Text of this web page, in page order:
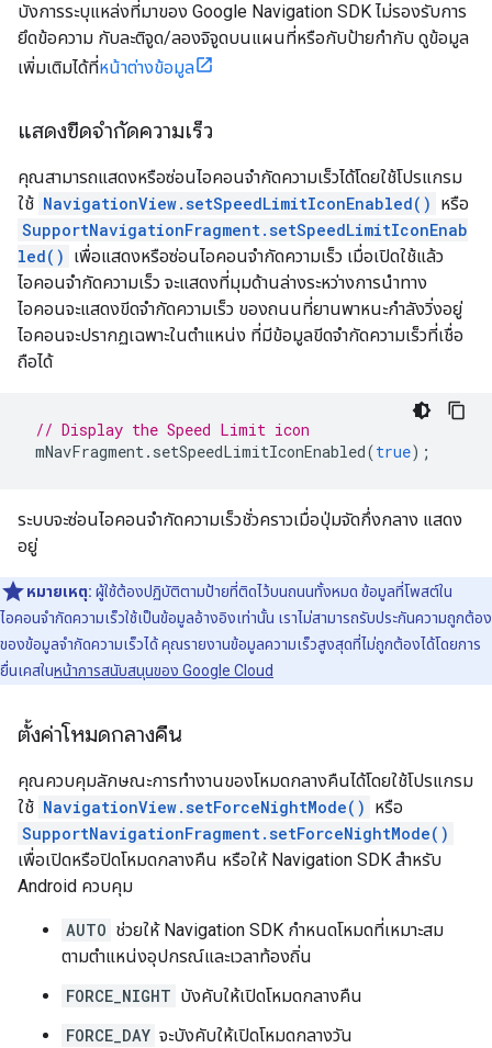
บังการระบุแหล่งที่มาของ Google Navigation SDK ไม่รองรับการ
ยึดข้อความ กับละติจูด/ลองจิจูดบนแผนที่หรือกับป้ายกำกับ ดูข้อมูล
เพิ่มเติมได้ที่หน้าต่างข้อมูล
แสดงขีดจำกัดความเร็ว
คุณสามารถแสดงหรือซ่อนไอคอนจำกัดความเร็วได้โดยใช้โปรแกรม
ใช้ NavigationView.setSpeedLimitIconEnabled() หรือ
SupportNavigationFragment.setSpeedLimitIconEnab
led() เพื่อแสดงหรือซ่อนไอคอนจำกัดความเร็ว เมื่อเปิดใช้แล้ว
ไอคอนจำกัดความเร็ว จะแสดงที่มุมด้านล่างระหว่างการนำทาง
ไอคอนจะแสดงขีดจำกัดความเร็ว ของถนนที่ยานพาหนะกำลังวิ่งอยู่
ไอคอนจะปรากฏเฉพาะในตำแหน่ง ที่มีข้อมูลขีดจำกัดความเร็วที่เชื่อ
ถือได้
// Display the Speed Limit icon
mNavFragment. setSpeedLimitIconEnabled(true);
ระบบจะซ่อนไอคอนจำกัดความเร็วชั่วคราวเมื่อปุ่มจัดกึ่งกลาง แสดง
อยู่
หมายเหตุ: ผู้ใช้ต้องปฏิบัติตามป้ายที่ติดไว้บนถนนทั้งหมด ข้อมูลที่โพสต์ใน
ไอคอนจำกัดความเร็วใช้เป็นข้อมูลอ้างอิงเท่านั้น เราไม่สามารถรับประกันความถูกต้อง
ของข้อมูลจำกัดความเร็วได้ คุณรายงานข้อมูลความเร็วสูงสุดที่ไม่ถูกต้องได้โดยการ
ยื่นเคสในหน้าการสนับสนุนของ Google Cloud
ตั้งค่าโหมดกลางคืน
คุณควบคุมลักษณะการทำงานของโหมดกลางคืนได้โดยใช้โปรแกรม
ใช้ NavigationView.setForceNightMode() หรือ
SupportNavigationFragment.setForceNightMode()
เพื่อเปิดหรือปิดโหมดกลางคืน หรือให้ Navigation SDK สำหรับ
Android ควบคุม
AUTO ช่วยให้ Navigation SDK กำหนดโหมดที่เหมาะสม
ตามตำแหน่งอุปกรณ์และเวลาท้องถิ่น
FORCE_NIGHT บังคับให้เปิดโหมดกลางคืน
FORCE_DAY จะบังคับให้เปิดโหมดกลางวัน